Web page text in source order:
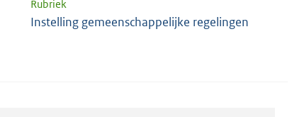
Rubriek
Instelling gemeenschappelijke regelingen